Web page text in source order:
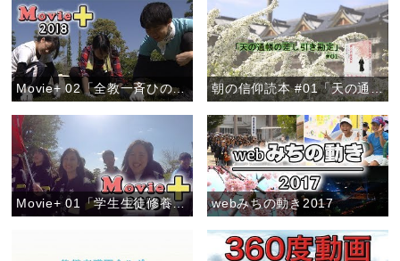
Movie+ 02「全教一斉ひのきしんデー」 朝の信仰読本 #01「天の通帳の差し引き勘定」
Movie+ 01「学生生徒修養会・高校卒業生コース」 webみちの動き2017